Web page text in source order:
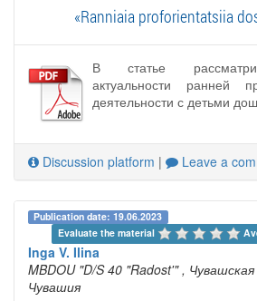
«Ranniaia proforientatsiia
В статье
актуальности ранней
деятельности с детьми
Discussion platform | Leave a
Publication date: 19.06.2023
Evaluate the material
Inga V. Ilina
MBDOU "D/S 40 "Radost'" ,
Чувашия